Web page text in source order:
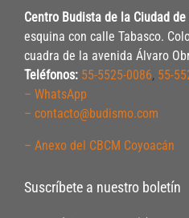
Centro Budista de la Ciudad de
esquina con calle Tabasco.
cuadra de la avenida Álvaro
Teléfonos: 55-5525-0086, 55-
– WhatsApp
– contacto@budismo.com
– Anexo del CBCM Coyoacán
Suscríbete a nuestro boletín